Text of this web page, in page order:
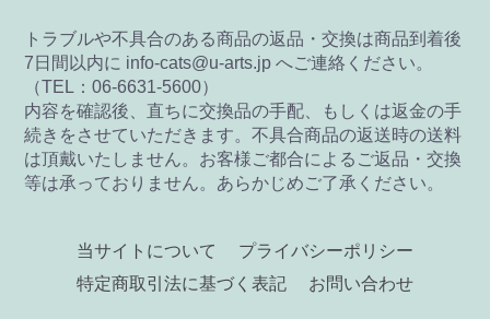
トラブルや不具合のある商品の返品・交換は商品到着後
7日間以内に info-cats@u-arts.jp へご連絡ください。
（TEL：06-6631-5600）
内容を確認後、直ちに交換品の手配、もしくは返金の手
続きをさせていただきます。不具合商品の返送時の送料
は頂戴いたしません。お客様ご都合によるご返品・交換
等は承っておりません。あらかじめご了承ください。
当サイトについて
プライバシーポリシー
特定商取引法に基づく表記
お問い合わせ